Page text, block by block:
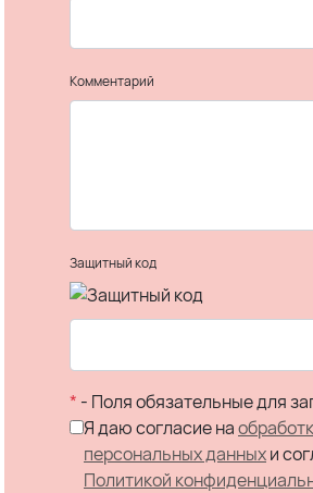
Комментарий
Защитный код
* - Поля обязательные для
Я даю согласие на
персональных данныхи
Политикой